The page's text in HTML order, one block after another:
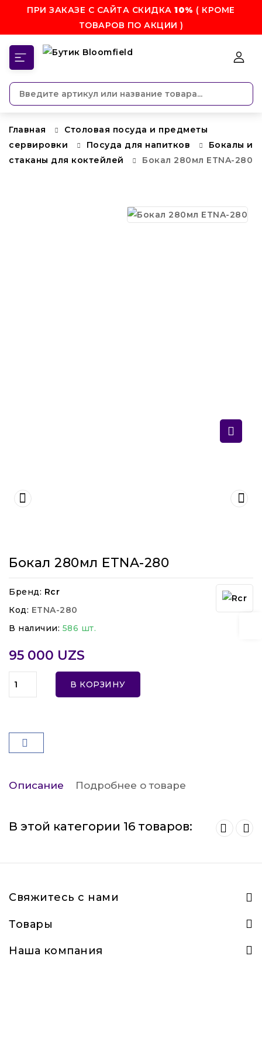
ПРИ ЗАКАЗЕ С САЙТА СКИДКА10% ( КРОМЕ
ТОВАРОВ ПО АКЦИИ )
Главная
Столовая посуда и предметы
сервировки
Посуда для напитков
Бокалы и
стаканы для коктейлей
Бокал 280мл ETNA-280
Бокал 280мл ETNA-280
Бренд: Rcr
Код: ETNA-280
В наличии: 586 шт.
95 000 UZS
В КОРЗИНУ
Описание Подробнее о товаре
В этой категории 16 товаров:
Свяжитесь с нами
Товары
Наша компания